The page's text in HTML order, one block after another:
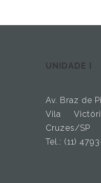
UNIDADE I
Av. Braz de
Vila
Cruzes/SP
Tel.: (11)